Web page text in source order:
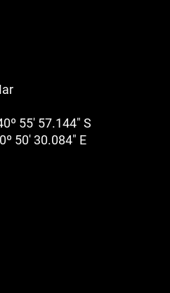
55' 57.144" S
50' 30.084" E